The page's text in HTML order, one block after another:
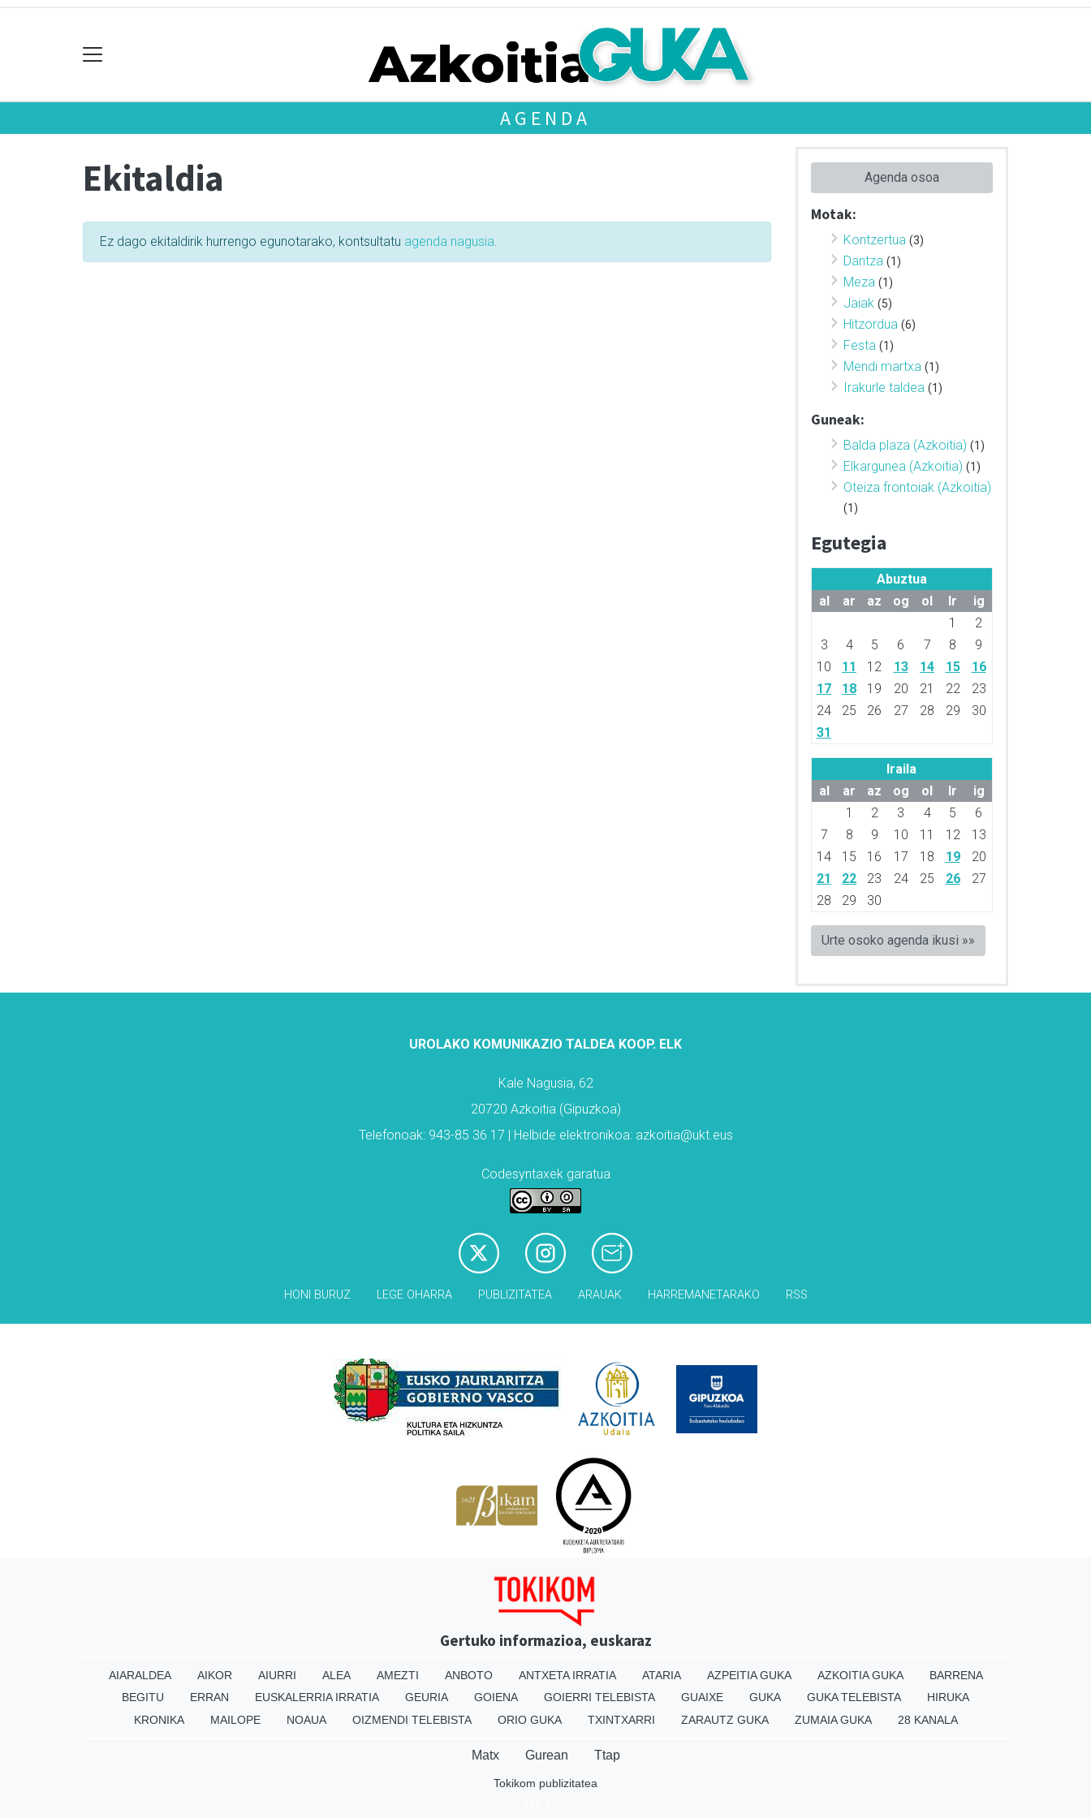
AGENDA
Ekitaldia
Ez dago ekitaldirik hurrengo egunotarako, kontsultatu agenda nagusia.
Agenda osoa
Motak:
Kontzertua (3)
Dantza (1)
Meza (1)
Jaiak (5)
Hitzordua (6)
Festa (1)
Mendi martxa (1)
Irakurle taldea (1)
Guneak:
Balda plaza (Azkoitia) (1)
Elkargunea (Azkoitia) (1)
Oteiza frontoiak (Azkoitia)
(1)
Egutegia
Abuztua
al
ar az og ol lr
ig
1
2
3
4 5 6 7 8
9
10
11 12 13 14 15
16
17
18 19 20 21 22
23
24
25 26 27 28 29
30
31
Iraila
al
ar az og ol lr
ig
1
2 3 4 5
6
7
8 9 10 11 12
13
14
15 16 17 18 19
20
21
22 23 24 25 26
27
28
29 30
Urte osoko agenda ikusi »»
UROLAKO KOMUNIKAZIO TALDEA KOOP. ELK
Kale Nagusia, 62
20720 Azkoitia (Gipuzkoa)
Telefonoak: 943-85 36 17 | Helbide elektronikoa: azkoitia@ukt.eus
Codesyntaxek garatua
HONI BURUZ LEGE OHARRA PUBLIZITATEA ARAUAK HARREMANETARAKO RSS
Gertuko informazioa, euskaraz
AIARALDEA AIKOR AIURRI ALEA AMEZTI ANBOTO ANTXETA IRRATIA ATARIA AZPEITIA GUKA AZKOITIA GUKA
BARRENA
BEGITU
ERRAN EUSKALERRIA IRRATIA GEURIA GOIENA GOIERRI TELEBISTA GUAIXE GUKA GUKA TELEBISTA
HIRUKA
KRONIKA
MAILOPE NOAUA OIZMENDI TELEBISTA ORIO GUKA TXINTXARRI ZARAUTZ GUKA ZUMAIA GUKA 28 KANALA
Matx Gurean Ttap
Tokikom publizitatea